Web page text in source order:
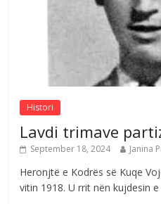
August 4,
Sulm ,
August 8,
Histori
Lavdi trimave
September 18, 2024 Janina
Heronjtë e Kodrës së Kuqe
vitin 1918. U rrit nën kujdesin